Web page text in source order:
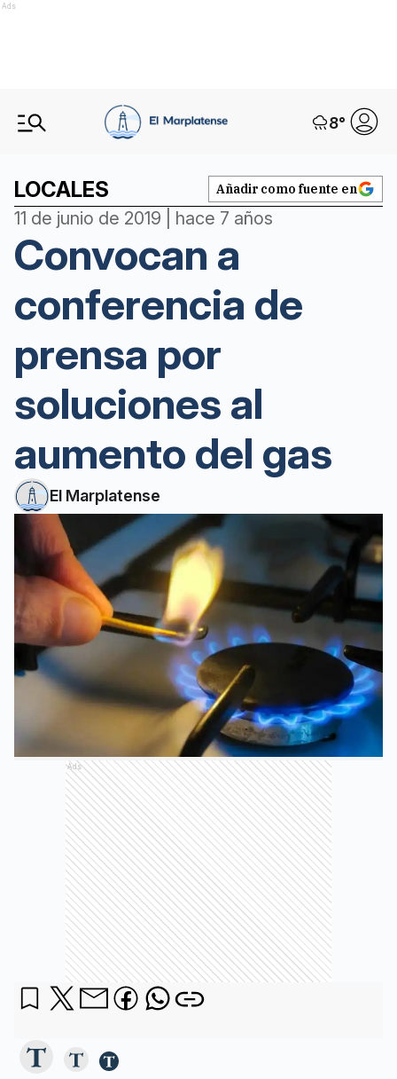
Ads
8°
LOCALES Añadir como fuente en
11 de junio de 2019 | hace 7 años
Convocan a
conferencia de
prensa por
soluciones al
aumento del gas
El Marplatense
Ads